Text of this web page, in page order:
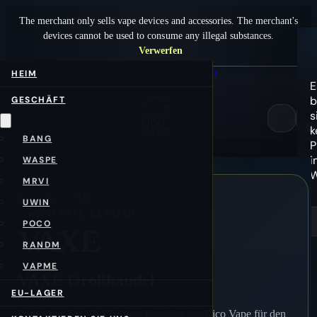
The merchant only sells vape devices and accessories. The merchant's
devices cannot be used to consume any illegal substances.
Verwerfen
Zum Hauptinhalt springen Zum Footer springen
HEIM
GESCHÄFT
BANG
WASPE
MRVI
UWIN
POCO
RANDM
VAPME
EU-LAGER
0
Startseite
VAXE
Entdecken Sie VAXE Vape-Produkte bei Rico Vape für den